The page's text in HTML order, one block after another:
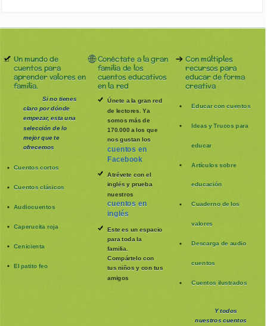
Un mundo de
cuentos para
aprender valores en
familia.
Si no tienes
claro por dónde
empezar, esta una
selección de lo
mejor que te
ofrecemos
Cuentos cortos
Cuentos clásicos
Audiocuentos
Caperucita roja
Cenicienta
El patito feo
Conéctate a la gran
familia de los
cuentos educativos
en la red
Únete a la gran red
de lectores. Ya
somos más de
170.000 a los que
nos gustan los
cuentos en
Facebook
Atrévete con el
inglés y prueba
nuestros
cuentos en
inglés
Este es un espacio
para toda la
familia
Compártelo con
tus niños y con tus
amigos
Con múltiples
recursos para
educar de forma
creativa
Educar con cuentos
Ideas y Trucos para
educar
Artículos sobre
educación
Cuaderno de los
valores
Descarga de audio
cuentos
Cuentos ilustrados
Y todos
nuestros cuentos